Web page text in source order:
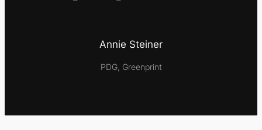
Annie Steiner
PDG, Greenprint